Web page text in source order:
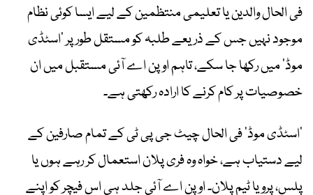
فی الحال والدین یا تعلیمی منتظمین کے لیے ایسا کوئی نظام
موجود نہیں جس کے ذریعے طلبہ کو مستقل طور پر ’اسٹڈی
موڈ‘ میں رکھا جا سکے، تاہم اوپن اے آئی مستقبل میں ان
خصوصیات پر کام کرنے کا ارادہ رکھتی ہے۔
’اسٹڈی موڈ‘ فی الحال چیٹ جی پی ٹی کے تمام صارفین کے
لیے دستیاب ہے، خواہ وہ فری پلان استعمال کر رہے ہوں یا
پلس، پرو یا ٹیم پلان۔ اوپن اے آئی جلد ہی اس فیچر کو اپنے